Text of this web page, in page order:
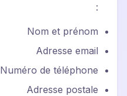
:
Nom et prénom
Adresse email
Numéro de téléphone
Adresse postale